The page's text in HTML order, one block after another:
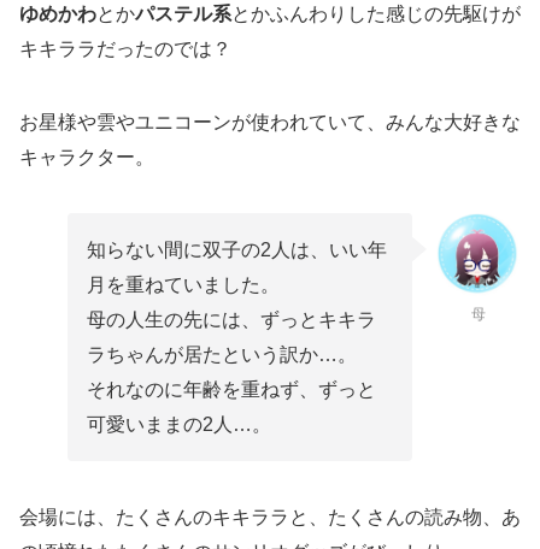
ゆめかわとかパステル系とかふんわりした感じの先駆けが
キキララだったのでは？
お星様や雲やユニコーンが使われていて、みんな大好きな
キャラクター。
知らない間に双子の2人は、いい年
月を重ねていました。
母の人生の先には、ずっとキキラ
ラちゃんが居たという訳か…。
それなのに年齢を重ねず、ずっと
可愛いままの2人…。
母
会場には、たくさんのキキララと、たくさんの読み物、あ